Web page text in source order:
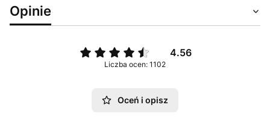
Opinie
4.56
Liczba ocen: 1102
Oceń i opisz